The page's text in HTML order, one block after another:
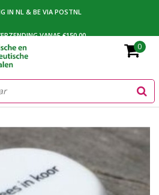
IN NL & BE VIA POSTNL
VANAF €150,00
BANCONTACT OF FACTUUR
0